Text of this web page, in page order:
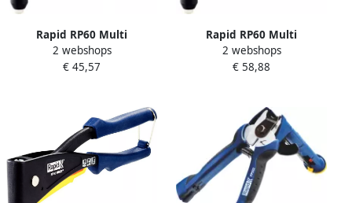
Rapid RP60 Multi
Blindklinknageltang met
360Â° draaibare kop
2 webshops
€ 45,57
Rapid RP60 Multi
Blindklinknageltang met
360Â° draaibare kop Koffer
2 webshops
€ 58,88